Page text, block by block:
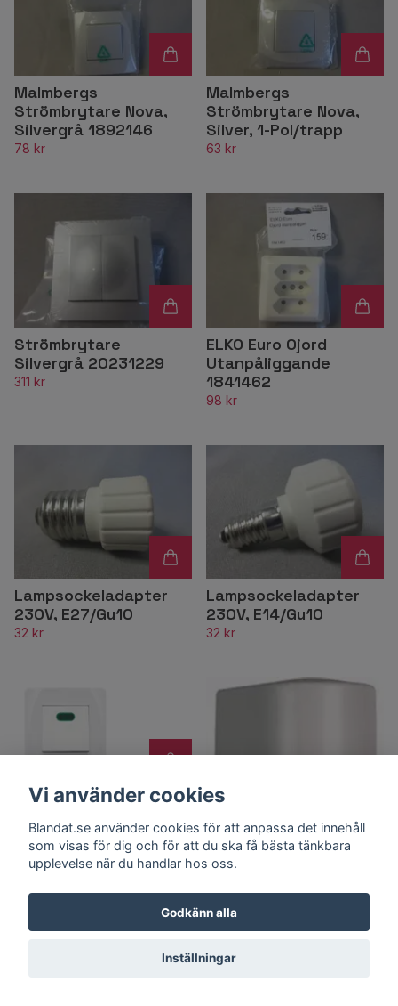
Malmbergs
Strömbrytare Nova,
Silvergrå 1892146
78 kr
Malmbergs
Strömbrytare Nova,
Silver, 1-Pol/trapp
63 kr
Strömbrytare
Silvergrå 20231229
311 kr
ELKO Euro Ojord
Utanpåliggande
1841462
98 kr
Lampsockeladapter
230V, E27/Gu10
32 kr
Lampsockeladapter
230V, E14/Gu10
32 kr
Strömbrytare
Infälld 2-Pol med
Glimlampa Vit
75 kr
Vi använder cookies
Blandat.se använder cookies för att anpassa det innehåll
som visas för dig och för att du ska få bästa tänkbara
upplevelse när du handlar hos oss.
Godkänn alla
Inställningar